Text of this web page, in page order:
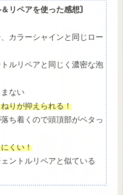
リペアを使った感想〙
カラーシャインと同じロー
ルリペアと同じく濃密な泡
ない
りが抑えられる！
ち着くので頭頂部がペタっ
くい！
ントルリペアと似ている